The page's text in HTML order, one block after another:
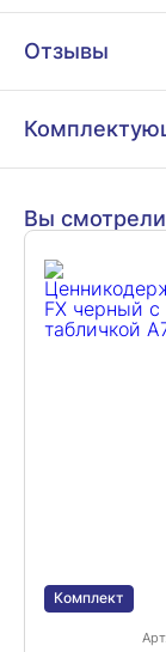
Отзывы
Вы смотрели
Комплект